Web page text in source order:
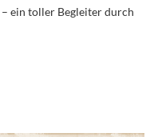
– ein toller Begleiter durch